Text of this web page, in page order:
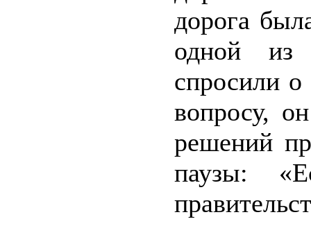
дорога
одной из
спросили
вопросу,
решений
паузы: